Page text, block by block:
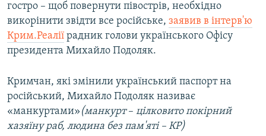
Усі сайти RFE/RL
гостро – щоб повернути півострів, необхідно
викорінити звідти все російське, заявив в інтерв'ю
Крим.Реалії радник голови українського Офісу
президента Михайло Подоляк.
Кримчан, які змінили український паспорт на
російський, Михайло Подоляк називає
«манкуртами» (манкурт– ​ цілковито покірний
хазяїну раб, людина без пам'яті – КР)